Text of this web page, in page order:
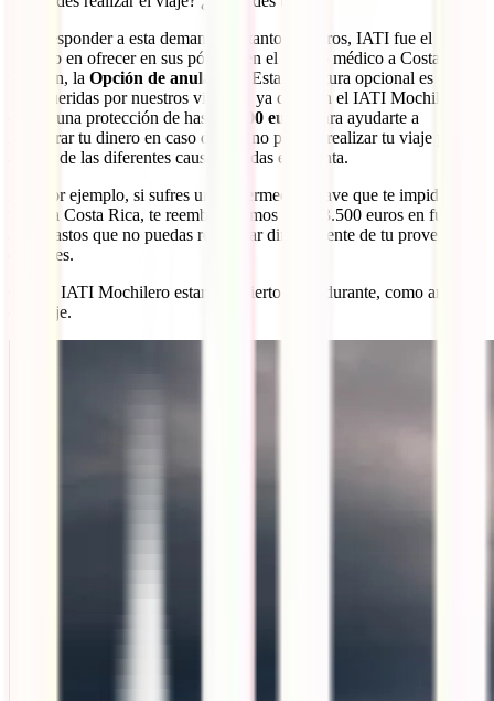
Para responder a esta demanda de tantos viajeros, IATI fue el
pionero en ofrecer en sus pólizas, en el seguro médico a Costa Rica
también, la Opción de anulación
. Esta cobertura opcional es de las
más queridas por nuestros viajeros, ya que con el IATI Mochilero
ofrece una protección de hasta
3.500 euros
para ayudarte a
recuperar tu dinero en caso de que no puedas realizar tu viaje por
alguna de las diferentes causas tenidas en cuenta.
Así, por ejemplo, si sufres una enfermedad grave que te impide
viajar a Costa Rica, te reembolsaremos hasta 3.500 euros en función
a los gastos que no puedas recuperar directamente de tu proveedor
de viajes.
Con tu IATI Mochilero estarás cubierto tanto durante, como antes
del viaje.